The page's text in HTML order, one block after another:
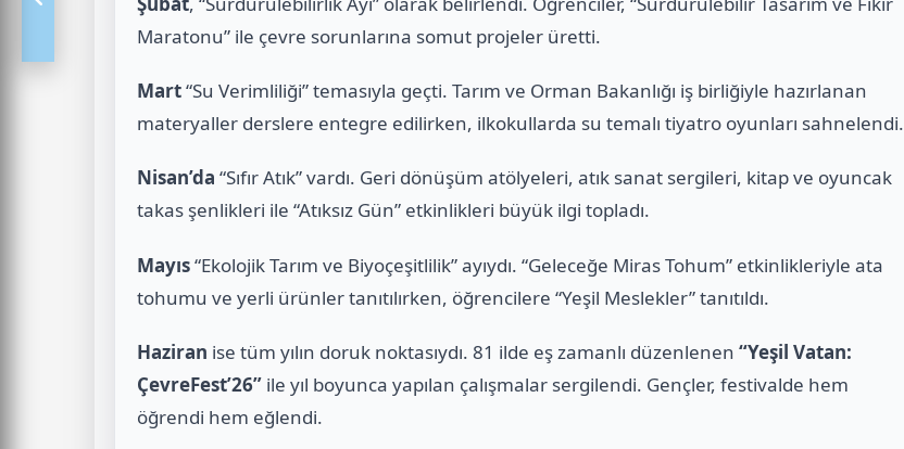
Maratonu” ile çevre sorunlarına somut projeler üretti.
Mart“Su Verimliliği” temasıyla geçti. Tarım ve Orman Bakanlığı iş birliğiyle hazırlanan
materyaller derslere entegre edilirken, ilkokullarda su temalı tiyatro oyunları sahnelendi.
Nisan’da “Sıfır Atık” vardı. Geri dönüşüm atölyeleri, atık sanat sergileri, kitap ve oyuncak
takas şenlikleri ile “Atıksız Gün” etkinlikleri büyük ilgi topladı.
Mayıs“Ekolojik Tarım ve Biyoçeşitlilik” ayıydı. “Geleceğe Miras Tohum” etkinlikleriyle ata
tohumu ve yerli ürünler tanıtılırken, öğrencilere “Yeşil Meslekler” tanıtıldı.
Haziran ise tüm yılın doruk noktasıydı. 81 ilde eş zamanlı düzenlenen “Yeşil Vatan:
ÇevreFest’26” ile yıl boyunca yapılan çalışmalar sergilendi. Gençler, festivalde hem
öğrendi hem eğlendi.